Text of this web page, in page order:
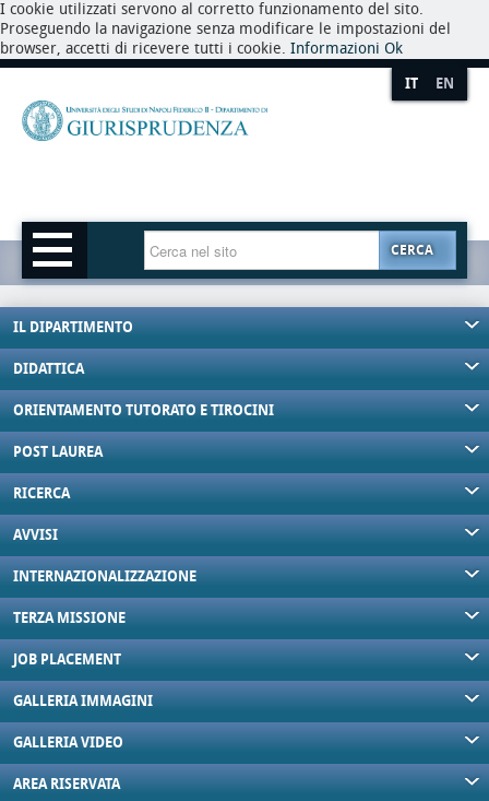
I cookie utilizzati servono al corretto funzionamento del sito.
Proseguendo la navigazione senza modificare le impostazioni del
browser, accetti di ricevere tutti i cookie. Informazioni Ok
IT EN
CERCA
IL DIPARTIMENTO
DIDATTICA
ORIENTAMENTO TUTORATO E TIROCINI
POST LAUREA
RICERCA
AVVISI
INTERNAZIONALIZZAZIONE
TERZA MISSIONE
JOB PLACEMENT
GALLERIA IMMAGINI
GALLERIA VIDEO
AREA RISERVATA